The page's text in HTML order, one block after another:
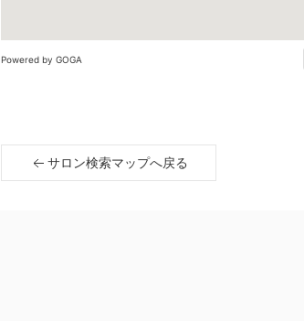
Powered by GOGA
サロン検索マップへ戻る